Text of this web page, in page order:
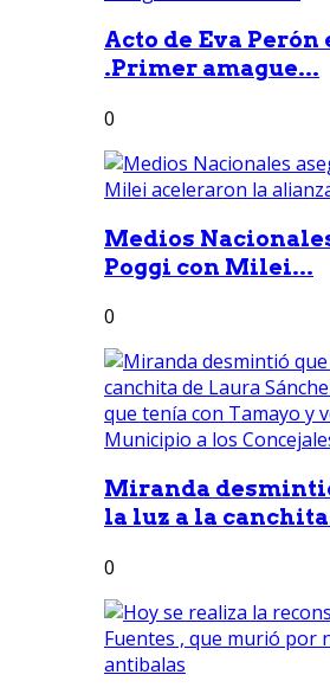
Acto de Eva Perón
.Primer amague...
0
Medios
Poggi con Milei...
0
Miranda
la luz a la
0